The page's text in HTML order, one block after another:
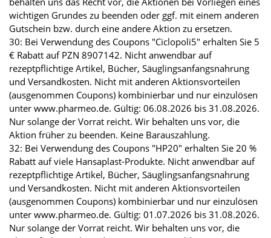
wichtigen Grundes zu beenden oder ggf. mit einem anderen
Gutschein bzw. durch eine andere Aktion zu ersetzen.
30: Bei Verwendung des Coupons "Ciclopoli5" erhalten Sie 5
€ Rabatt auf PZN 8907142. Nicht anwendbar auf
rezeptpflichtige Artikel, Bücher, Säuglingsanfangsnahrung
und Versandkosten. Nicht mit anderen Aktionsvorteilen
(ausgenommen Coupons) kombinierbar und nur einzulösen
unter www.pharmeo.de. Gültig: 06.08.2026 bis 31.08.2026.
Nur solange der Vorrat reicht. Wir behalten uns vor, die
Aktion früher zu beenden. Keine Barauszahlung.
32: Bei Verwendung des Coupons "HP20" erhalten Sie 20 %
Rabatt auf viele Hansaplast-Produkte. Nicht anwendbar auf
rezeptpflichtige Artikel, Bücher, Säuglingsanfangsnahrung
und Versandkosten. Nicht mit anderen Aktionsvorteilen
(ausgenommen Coupons) kombinierbar und nur einzulösen
unter www.pharmeo.de. Gültig: 01.07.2026 bis 31.08.2026.
Nur solange der Vorrat reicht. Wir behalten uns vor, die